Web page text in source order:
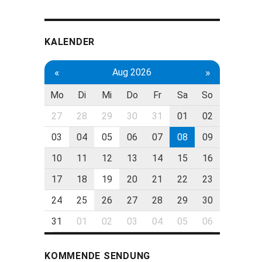
KALENDER
« Aug 2026 »
Mo Di Mi Do Fr Sa
So
27
28 29 30 31 01
02
03
04 05 06 07 08
09
10
11 12 13 14 15
16
17
18 19 20 21 22
23
24
25 26 27 28 29
30
31
01 02 03 04 05 06
KOMMENDE SENDUNG